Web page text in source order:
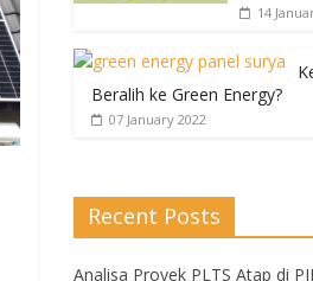
14
Beralih ke Green Energy?
07 January 2022
Recent Posts
Analisa Proyek PLTS Atap di